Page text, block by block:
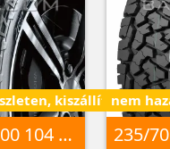
kiszállítás 3 - 7
235/70R16 CF1000 104 T M+S
nem